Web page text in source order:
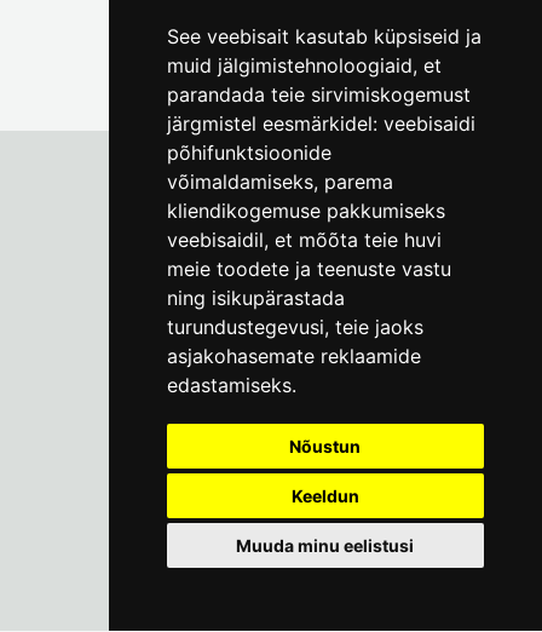
See veebisait kasutab küpsiseid ja
muid jälgimistehnoloogiaid, et
parandada teie sirvimiskogemust
järgmistel eesmärkidel: veebisaidi
põhifunktsioonide
võimaldamiseks, parema
kliendikogemuse pakkumiseks
veebisaidil, et mõõta teie huvi
meie toodete ja teenuste vastu
ning isikupärastada
turundustegevusi, teie jaoks
asjakohasemate reklaamide
edastamiseks.
Nõustun
Keeldun
Muuda minu eelistusi
Tallinna Linnamuuseum
Vene 17
E-R kell 9-17(+372) 610 4178
info@linnamuuseum.ee
Küpsisepoliitika